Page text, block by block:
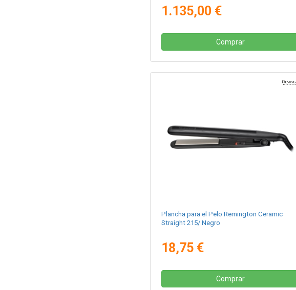
1.135,00 €
Comprar
Plancha para el Pelo Remington Ceramic
Straight 215/ Negro
18,75 €
Comprar